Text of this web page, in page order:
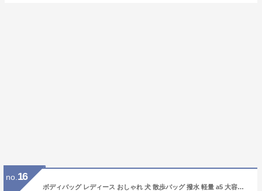
no. 16
ボディバッグ レディース おしゃれ 犬 散歩バッグ 撥水 軽量 a5 大容量 ワンショルダー 大人 きれいめ マザーズバッグ ペットボトル 抗菌防臭 保冷ポケット icカードポケット サイドポケット 9ポケット ポケット 多い プレゼント ギフト